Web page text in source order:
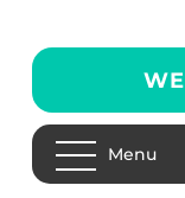
Menu